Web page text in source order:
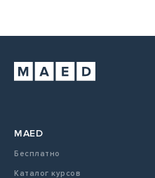
MAED
Бесплатно
Каталог курсов